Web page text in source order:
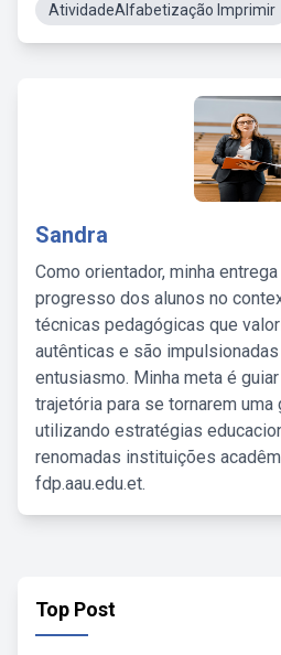
AtividadeAlfabetização Imprimir
Sandra
Como orientador, minha
progresso dos alunos no
técnicas pedagógicas que
autênticas e são
entusiasmo. Minha meta é
trajetória para se tornarem
utilizando estratégias
renomadas instituições
fdp.aau.edu.et.
Top Post